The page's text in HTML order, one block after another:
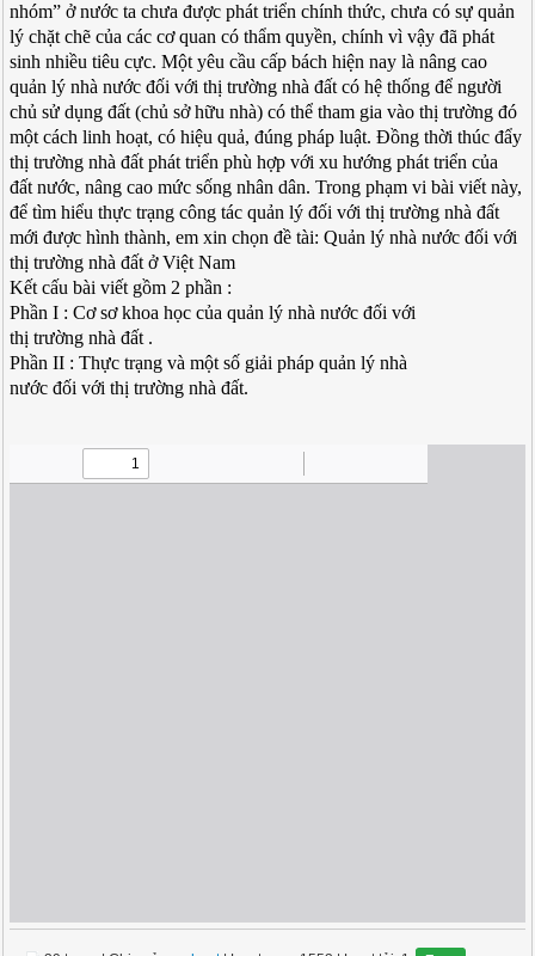
nhóm” ở nước ta chưa được phát triển chính thức, chưa có sự quản
lý chặt chẽ của các cơ quan có thẩm quyền, chính vì vậy đã phát
sinh nhiều tiêu cực. Một yêu cầu cấp bách hiện nay là nâng cao
quản lý nhà nước đối với thị trường nhà đất có hệ thống để người
chủ sử dụng đất (chủ sở hữu nhà) có thể tham gia vào thị trường đó
một cách linh hoạt, có hiệu quả, đúng pháp luật. Đồng thời thúc đẩy
thị trường nhà đất phát triển phù hợp với xu hướng phát triển của
đất nước, nâng cao mức sống nhân dân. Trong phạm vi bài viết này,
để tìm hiểu thực trạng công tác quản lý đối với thị trường nhà đất
mới được hình thành, em xin chọn đề tài: Quản lý nhà nước đối với
thị trường nhà đất ở Việt Nam
Kết cấu bài viết gồm 2 phần :
Phần I : Cơ sơ khoa học của quản lý nhà nước đối với
thị trường nhà đất .
Phần II : Thực trạng và một số giải pháp quản lý nhà
nước đối với thị trường nhà đất.